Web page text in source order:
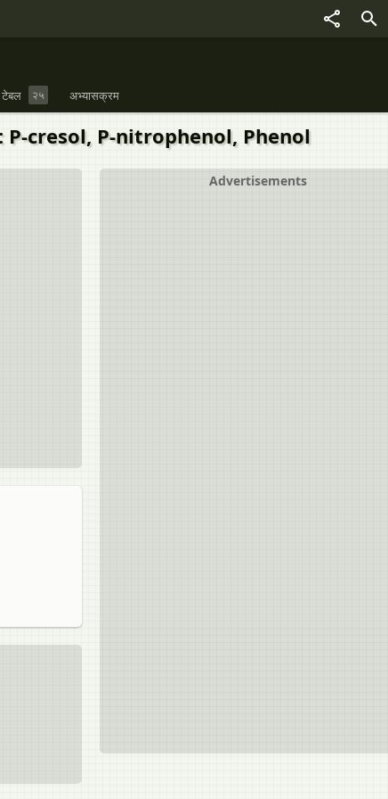
टेबल २५ अभ्यासक्रम
cresol, P-nitrophenol, Phenol
Advertisements